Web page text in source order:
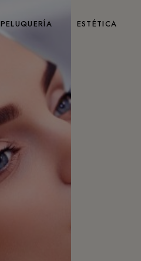
PELUQUERÍA ESTÉTICA